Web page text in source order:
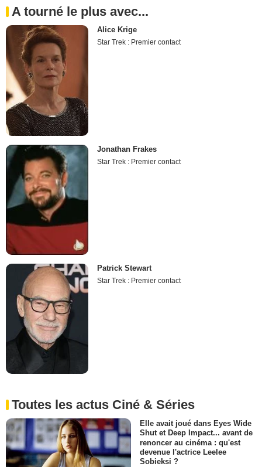
A tourné le plus avec...
Alice Krige
Star Trek : Premier contact
Jonathan Frakes
Star Trek : Premier contact
Patrick Stewart
Star Trek : Premier contact
Toutes les actus Ciné & Séries
Elle avait joué dans Eyes Wide
Shut et Deep Impact... avant de
renoncer au cinéma : qu'est
devenue l'actrice Leelee
Sobieksi ?